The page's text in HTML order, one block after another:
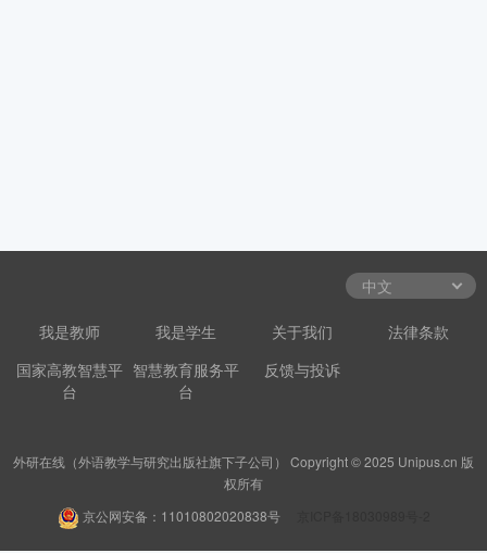
我是教师 我是学生 关于我们
法律条款
国家高教智慧平
台
智慧教育服务平
台
反馈与投诉
外研在线（外语教学与研究出版社旗下子公司） Copyright © 2025 Unipus.cn 版
权所有
京公网安备：11010802020838号